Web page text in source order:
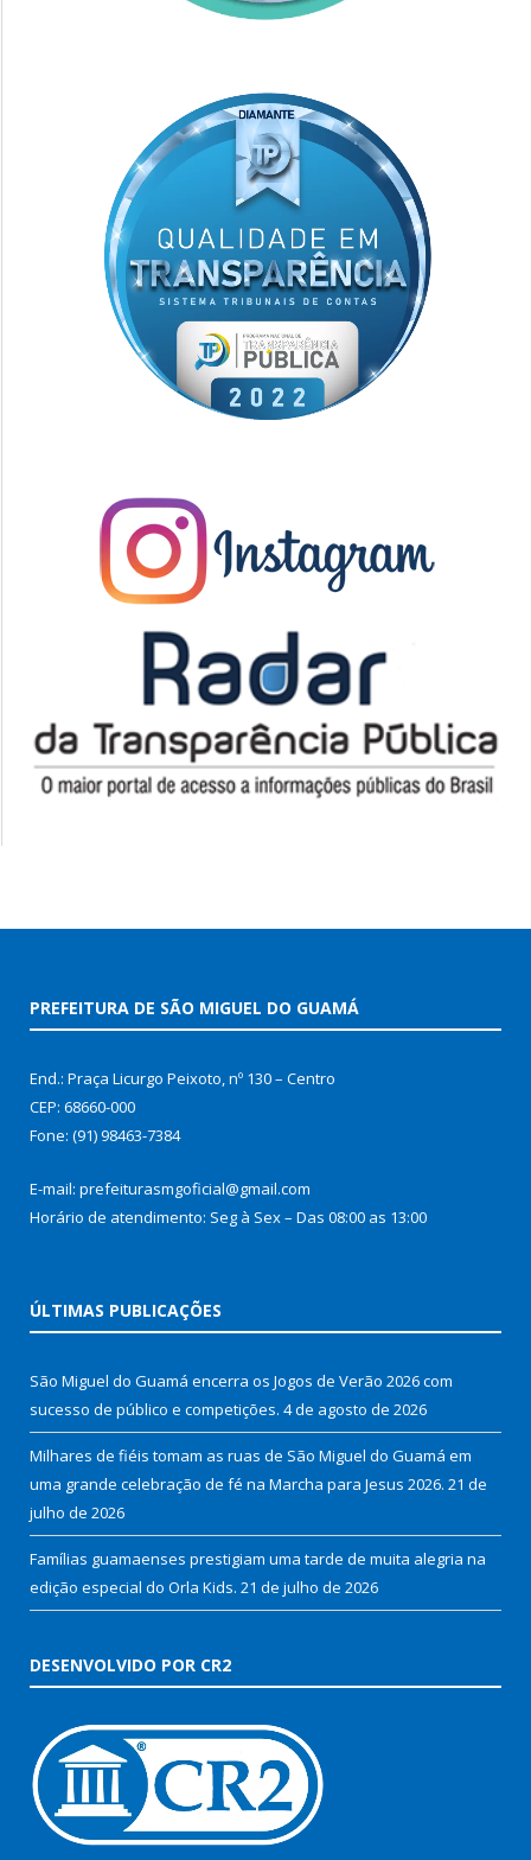
PREFEITURA DE SÃO MIGUEL DO GUAMÁ
End.: Praça Licurgo Peixoto, nº 130 – Centro
CEP: 68660-000
Fone: (91) 98463-7384
E-mail: prefeiturasmgoficial@gmail.com
Horário de atendimento: Seg à Sex – Das 08:00 as 13:00
ÚLTIMAS PUBLICAÇÕES
São Miguel do Guamá encerra os Jogos de Verão 2026 com
sucesso de público e competições. 4 de agosto de 2026
Milhares de fiéis tomam as ruas de São Miguel do Guamá em
uma grande celebração de fé na Marcha para Jesus 2026. 21 de
julho de 2026
Famílias guamaenses prestigiam uma tarde de muita alegria na
edição especial do Orla Kids. 21 de julho de 2026
DESENVOLVIDO POR CR2